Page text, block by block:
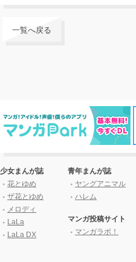
一覧へ戻る
少女まんが誌
花とゆめ
ザ花とゆめ
メロディ
LaLa
LaLa DX
青年まんが誌
ヤングアニマル
ハレム
マンガ投稿サイト
マンガラボ！